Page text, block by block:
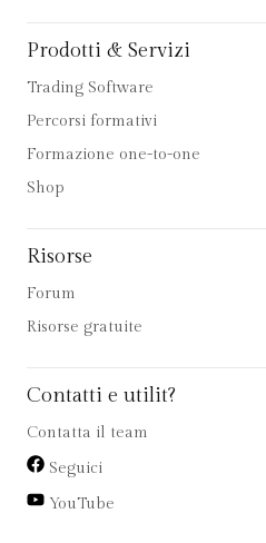
Prodotti & Servizi
Trading Software
Percorsi formativi
Formazione one-to-one
Shop
Risorse
Forum
Risorse gratuite
Contatti e utilit?
Contatta il team
Seguici
YouTube